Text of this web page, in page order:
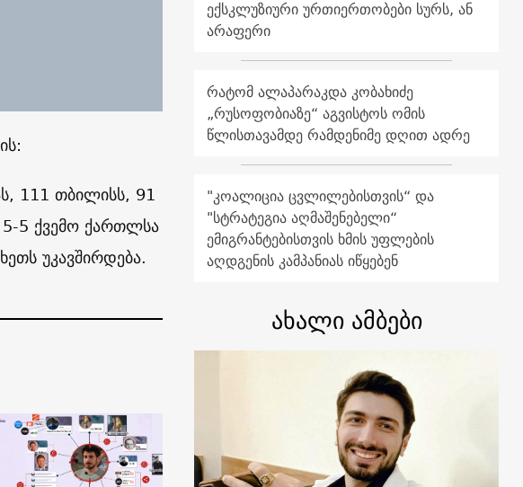
111 თბილისს, 91
5 ქვემო ქართლსა
უკავშირდება.
ექსკლუზიური ურთიერთობები სურს, ან
არაფერი
რატომ ალაპარაკდა კობახიძე
„რუსოფობიაზე“ აგვისტოს ომის
წლისთავამდე რამდენიმე დღით ადრე
"კოალიცია ცვლილებისთვის“ და
"სტრატეგია აღმაშენებელი“
ემიგრანტებისთვის ხმის უფლების
აღდგენის კამპანიას იწყებენ
ახალი ამბები